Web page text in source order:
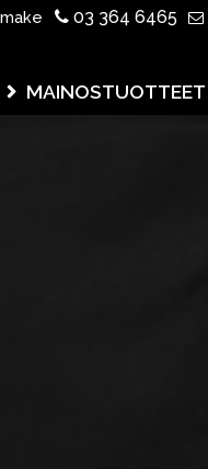
03 364 6465
MAINOSTUOTTEET